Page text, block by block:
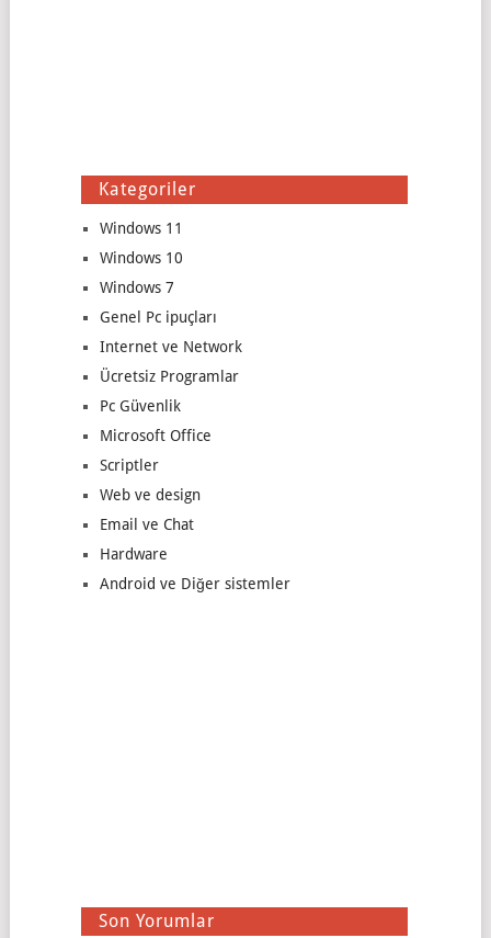
Kategoriler
Windows 11
Windows 10
Windows 7
Genel Pc ipuçları
Internet ve Network
Ücretsiz Programlar
Pc Güvenlik
Microsoft Office
Scriptler
Web ve design
Email ve Chat
Hardware
Android ve Diğer sistemler
Son Yorumlar